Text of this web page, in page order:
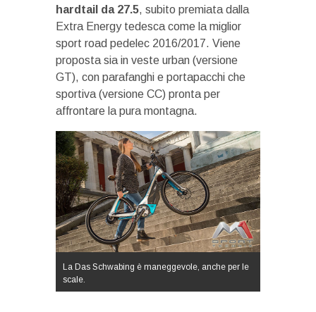
hardtail da 27.5, subito premiata dalla
Extra Energy tedesca come la miglior
sport road pedelec 2016/2017. Viene
proposta sia in veste urban (versione
GT), con parafanghi e portapacchi che
sportiva (versione CC) pronta per
affrontare la pura montagna.
La Das Schwabing è maneggevole, anche per le
scale.